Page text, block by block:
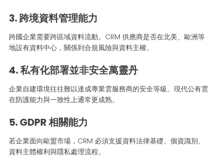
3. 跨境資料管理能力
跨國企業需要跨區域資料流動。CRM 供應商是否在北美、歐洲等
地設有資料中心，關係到合規風險與資料主權。
4. 私有化部署並非安全萬靈丹
企業自建環境往往難以達成專業雲服務商的安全等級。現代公有雲
在防護能力與一致性上通常更成熟。
5. GDPR 相關能力
若企業面向歐盟市場，CRM 必須支援資料法律基礎、個資識別、
資料主體權利與隱私處理流程。